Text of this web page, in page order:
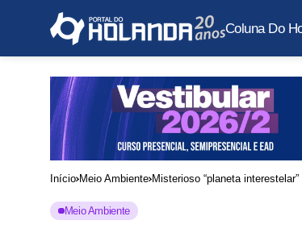
Coluna Do
Início Meio Ambiente Misterioso “planeta
Meio Ambiente